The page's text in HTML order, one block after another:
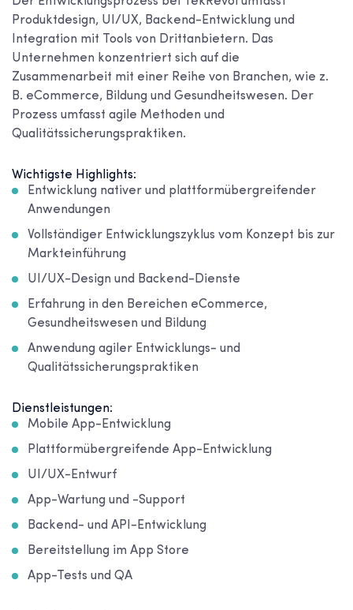
Produktdesign, UI/UX, Backend-Entwicklung und
Integration mit Tools von Drittanbietern. Das
Unternehmen konzentriert sich auf die
Zusammenarbeit mit einer Reihe von Branchen, wie z.
B. eCommerce, Bildung und Gesundheitswesen. Der
Prozess umfasst agile Methoden und
Qualitätssicherungspraktiken.
Wichtigste Highlights:
Entwicklung nativer und plattformübergreifender
Anwendungen
Vollständiger Entwicklungszyklus vom Konzept bis zur
Markteinführung
UI/UX-Design und Backend-Dienste
Erfahrung in den Bereichen eCommerce,
Gesundheitswesen und Bildung
Anwendung agiler Entwicklungs- und
Qualitätssicherungspraktiken
Dienstleistungen:
Mobile App-Entwicklung
Plattformübergreifende App-Entwicklung
UI/UX-Entwurf
App-Wartung und -Support
Backend- und API-Entwicklung
Bereitstellung im App Store
App-Tests und QA